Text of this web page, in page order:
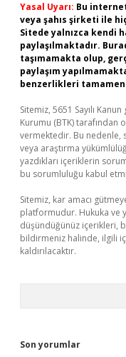
Yasal Uyarı: Bu
veya şahıs şirketi ile
Sitede yalnızca kendi
paylaşılmaktadır.
taşımamakta olup,
paylaşım
benzerlikleri
Sitemiz, 5651 Sayılı
Kurumu (BTK) tarafından
vermektedir. Bu
veya araştırma
yazdıkları içeriklerin
bu sorumluluğu kabul
Sitemiz, kar amacı
platformudur. Hukuka ve
düşündüğünüz içerikleri,
bildirmeniz halinde, ilgili
kaldırılacaktır.
Son yorumlar